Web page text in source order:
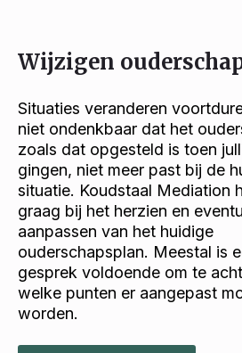
Wijzigen
Situaties veranderen
niet ondenkbaar dat het
zoals dat opgesteld is toen
gingen, niet meer past bij de
situatie. Koudstaal Mediation
graag bij het herzien en
aanpassen van het huidige
ouderschapsplan. Meestal is
gesprek voldoende om te
welke punten er aangepast
worden.